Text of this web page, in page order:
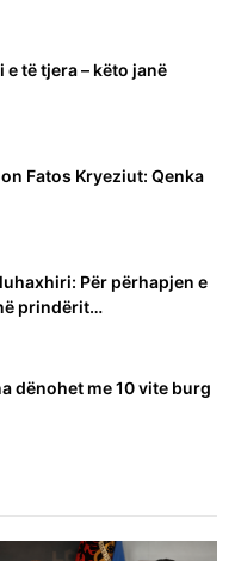
e të tjera – këto janë
Fatos Kryeziut: Qenka
Për përhapjen e
prindërit…
dënohet me 10 vite burg